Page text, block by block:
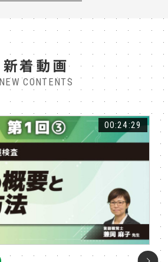
新着動画
NEW CONTENTS
00:24:29